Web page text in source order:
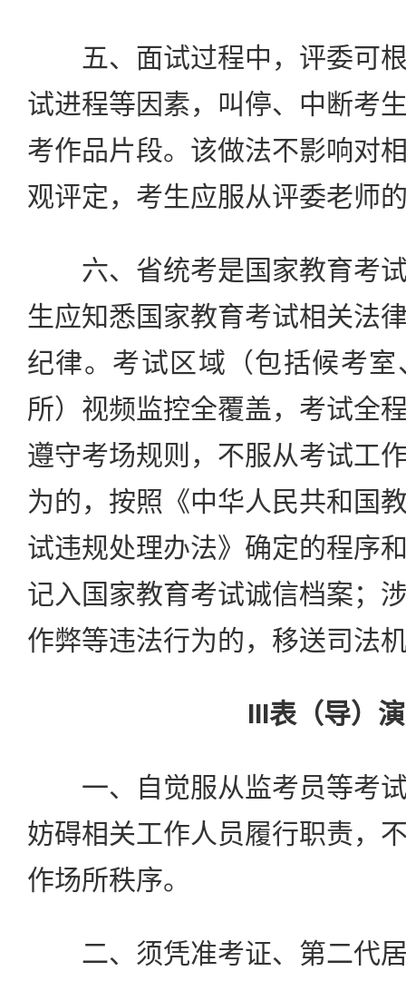
五、面试过程中，评委可根
试进程等因素，叫停、中断考
考作品片段。该做法不影响对
观评定，考生应服从评委老师
六、省统考是国家教育考试
生应知悉国家教育考试相关法
纪律。考试区域（包括候考
所）视频监控全覆盖，考试全
遵守考场规则，不服从考试工
为的，按照《中华人民共和国
试违规处理办法》确定的程序
记入国家教育考试诚信档案；
作弊等违法行为的，移送司法
III表（导）
一、自觉服从监考员等考试
妨碍相关工作人员履行职责，
作场所秩序。
二、须凭准考证、第二代居